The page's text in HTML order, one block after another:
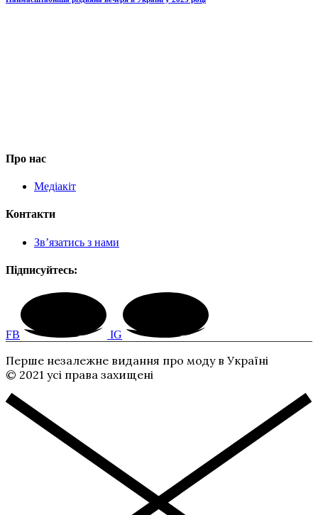
Про нас
Медіакіт
Контакти
Зв’язатись з нами
Підписуйтесь:
FB IG
Перше незалежне видання про моду в Україні
© 2021 усі права захищені